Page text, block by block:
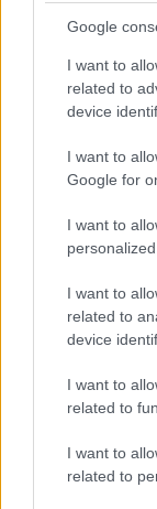
Google
I want to
related to
device
I want to
Google for
I want to
I want to
related to
device
I want to
related to
I want to
related to
Lezárult az Arany
elsőként az épület
Idén a belső terek
villamos hálózat
Az 1-9.
tankönyveikhez